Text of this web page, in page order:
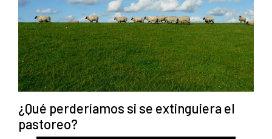
¿Qué perderíamos si se extinguiera el
pastoreo?